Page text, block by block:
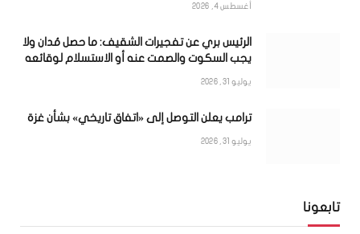
أغسطس 4, 2026
الرئيس بري عن تفجيرات الشقيف: ما حصل مُدان ولا
يجب السكوت والصمت عنه أو الاستسلام لوقائعه
يوليو 31, 2026
ترامب يعلن التوصل إلى «اتفاق تاريخي» بشأن غزة
يوليو 31, 2026
تابعونا